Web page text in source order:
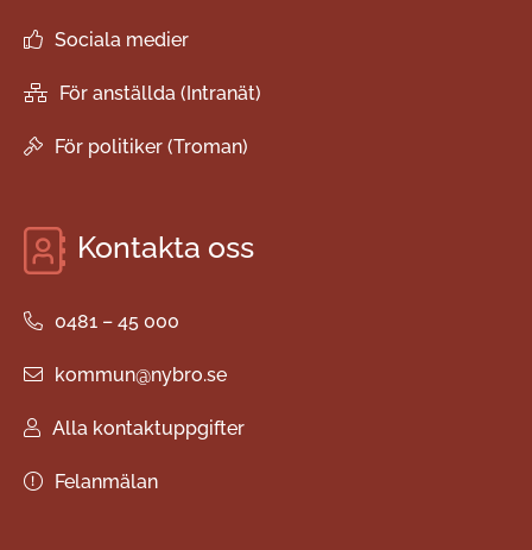
Sociala medier
För anställda (Intranät)
För politiker (Troman)
Kontakta oss
0481 – 45 000
kommun@nybro.se
Alla kontaktuppgifter
Felanmälan